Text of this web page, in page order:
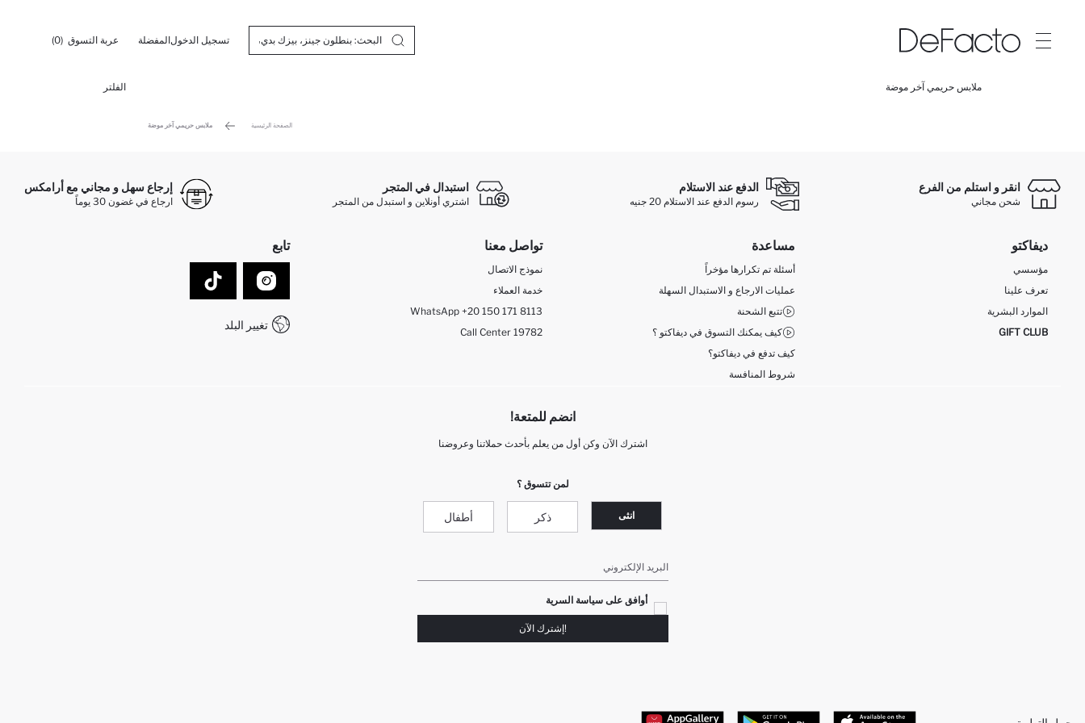
تسجيل الدخولالمفضلة عربة التسوق (0)
ملابس حريمي آخر موضة الفلتر
الصفحة الرئيسية ملابس حريمي آخر موضة
انقر و استلم من الفرع
شحن مجاني
الدفع عند الاستلام
رسوم الدفع عند الاستلام 20 جنيه
استبدال في المتجر
اشتري أونلاين و استبدل من المتجر
إرجاع سهل و مجاني مع أرامكس
ارجاع في غضون 30 يوماً
ديفاكتو
مؤسسي
تعرف علينا
الموارد البشرية
GIFT CLUB
مساعدة
أسئلة تم تكرارها مؤخراً
عمليات الارجاع و الاستبدال السهلة
تتبع الشحنة
كيف يمكنك التسوق في ديفاكتو ؟
كيف تدفع في ديفاكتو؟
شروط المنافسة
تواصل معنا
نموذج الاتصال
خدمة العملاء
WhatsApp +20 150 171 8113
Call Center 19782
تابع
تغيير البلد
انضم للمتعة!
اشترك الآن وكن أول من يعلم بأحدث حملاتنا وعروضنا
لمن تتسوق ؟
انثى ذكر أطفال
البريد الإلكتروني
أوافق على سياسة السرية
!إشترك الآن